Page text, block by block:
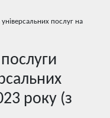
послуг на
року (з